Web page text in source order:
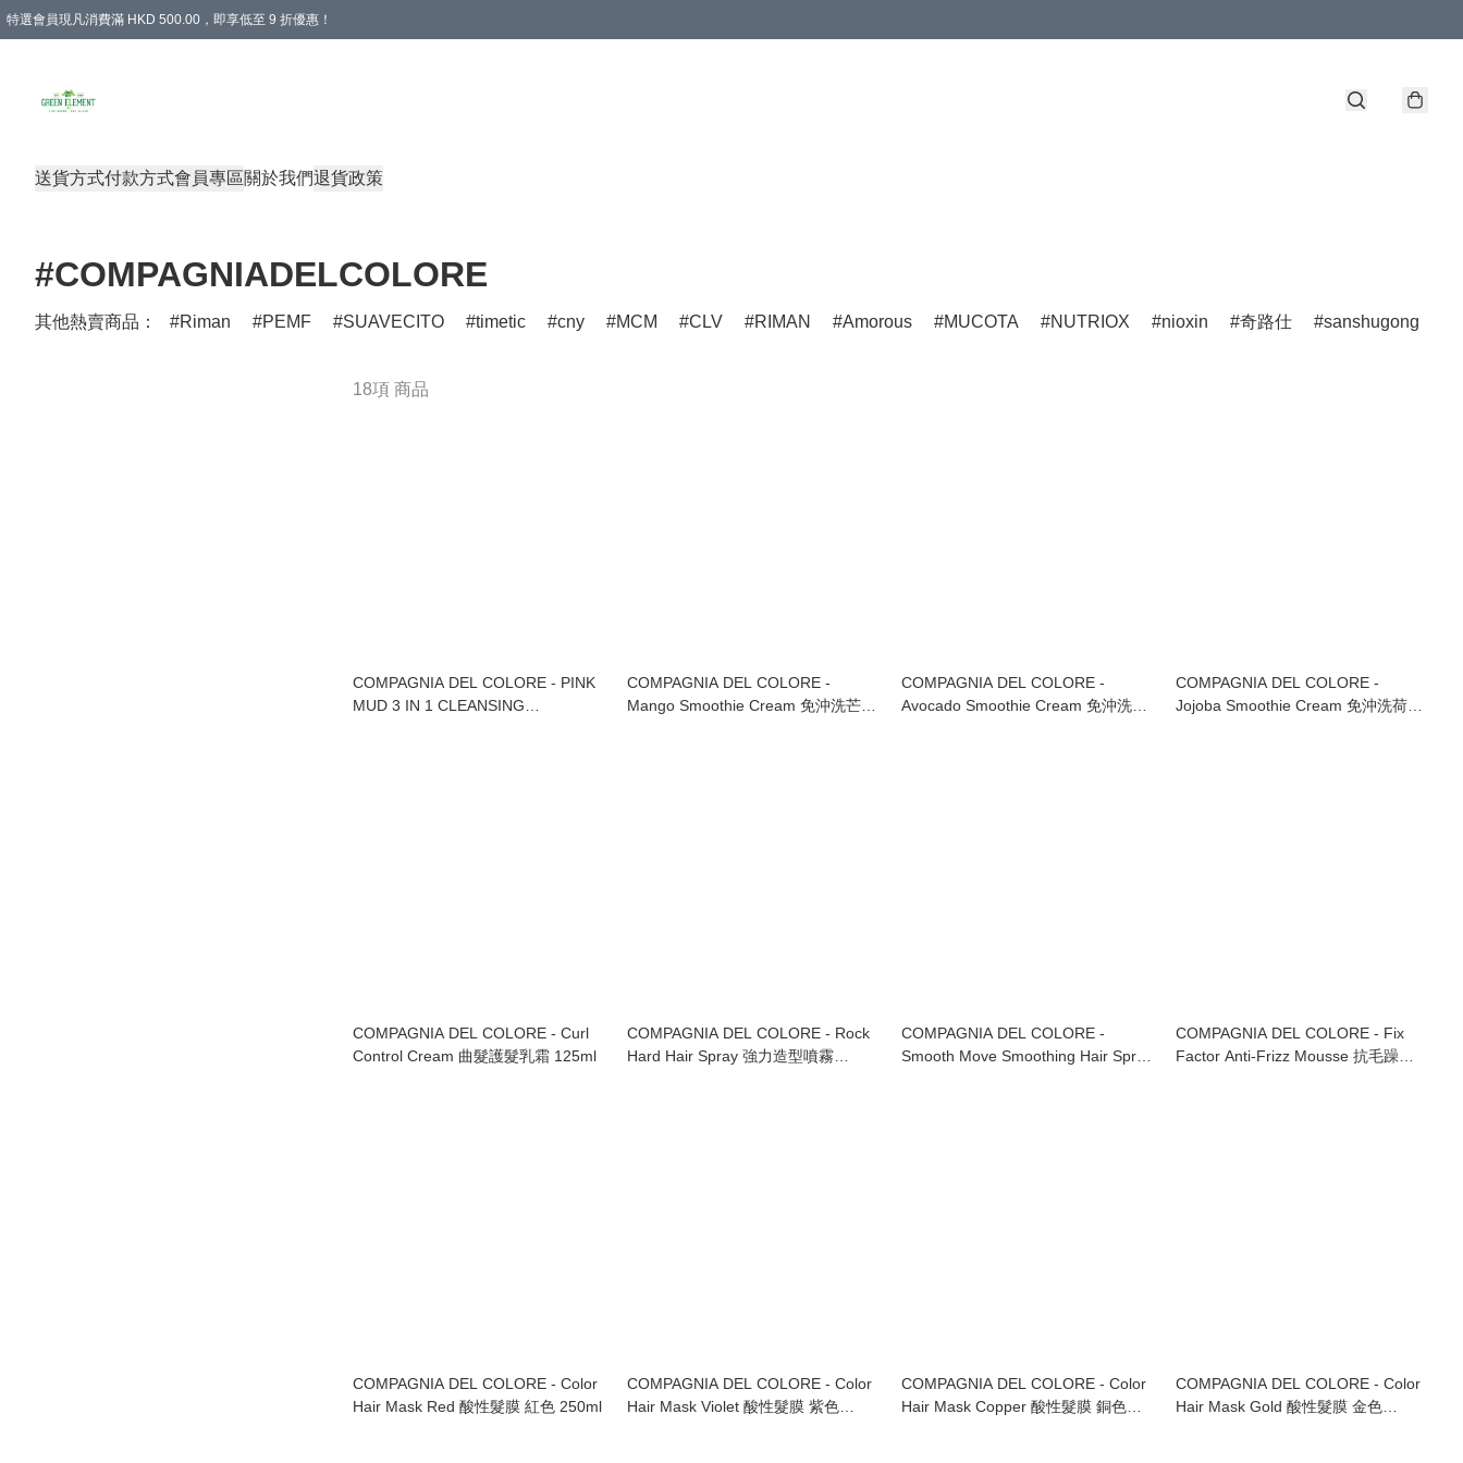
特選會員現凡消費滿 HKD 500.00，即享低至 9 折優惠！
送貨方式付款方式會員專區關於我們退貨政策
#COMPAGNIADELCOLORE
其他熱賣商品： Riman PEMF SUAVECITO timetic cny MCM CLV RIMAN Amorous MUCOTA NUTRIOX nioxin 奇路仕 sanshugong
18項 商品
COMPAGNIA DEL COLORE - PINK
MUD 3 IN 1 CLEANSING
COMPAGNIA DEL COLORE -
Mango Smoothie Cream 免沖洗芒果
COMPAGNIA DEL COLORE -
Avocado Smoothie Cream 免沖洗牛
COMPAGNIA DEL COLORE -
Jojoba Smoothie Cream 免沖洗荷荷
COMPAGNIA DEL COLORE - Curl
Control Cream 曲髮護髮乳霜 125ml
COMPAGNIA DEL COLORE - Rock
Hard Hair Spray 強力造型噴霧
COMPAGNIA DEL COLORE -
Smooth Move Smoothing Hair Spray
COMPAGNIA DEL COLORE - Fix
Factor Anti-Frizz Mousse 抗毛躁造
COMPAGNIA DEL COLORE - Color
Hair Mask Red 酸性髮膜 紅色 250ml
COMPAGNIA DEL COLORE - Color
Hair Mask Violet 酸性髮膜 紫色
COMPAGNIA DEL COLORE - Color
Hair Mask Copper 酸性髮膜 銅色
COMPAGNIA DEL COLORE - Color
Hair Mask Gold 酸性髮膜 金色